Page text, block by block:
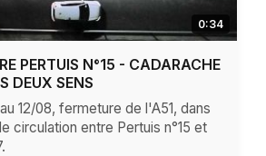
0:34
PERTUIS N°15 - CADARACHE
DEUX SENS
12/08, fermeture de l'A51, dans
circulation entre Pertuis n°15 et